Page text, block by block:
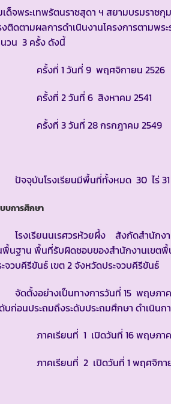
ด็จพระเทพรัตนราชสุดา ฯ สยามบรมราชกุม
ติดตามผลการดำเนินงานโครงการตามพร
วน 3 ครั้ง ดังนี้
งที่ 1 วันที่ 9 พฤศจิกายน 2526
งที่ 2 วันที่ 6 สิงหาคม 2541
งที่ 3 วันที่ 28 กรกฎาคม 2549
จุบันโรงเรียนมีพื้นที่ทั้งหมด 30 ไร่ 31
บการศึกษา
งเรียนนเรศวรห้วยผึ้ง สังกัดสำนักงา
นฐาน พื้นที่รับผิดชอบของสำนักงานเขตพื้
จวบคีรีขันธ์ เขต 2 จังหวัดประจวบคีรีขัน
ตั้งอย่างเป็นทางการวันที่ 15 พฤษภาค
บก่อนประถมถึงระดับประถมศึกษา ดำเนิน
คเรียนที่ 1 เปิดวันที่ 16 พฤษภาคม
คเรียนที่ 2 เปิดวันที่ 1 พฤศจิกายน